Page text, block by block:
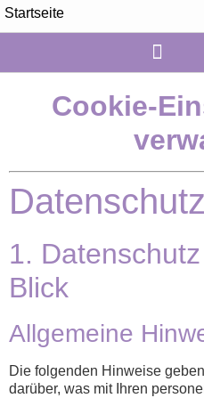
Startseite
Cookie-
1.
Blick
Allgemeine
Die folgenden Hinweise
darüber, was mit Ihren